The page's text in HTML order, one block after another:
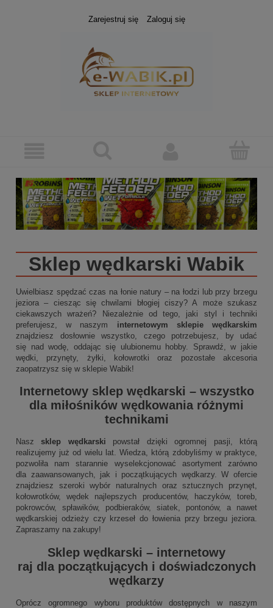
Zarejestruj się Zaloguj się
Sklep wędkarski Wabik
Uwielbiasz spędzać czas na łonie natury – na łodzi lub przy brzegu
jeziora – ciesząc się chwilami błogiej ciszy? A może szukasz
ciekawszych wrażeń? Niezależnie od tego, jaki styl i techniki
preferujesz, w naszym internetowym sklepie wędkarskim
znajdziesz dosłownie wszystko, czego potrzebujesz, by udać
się nad wodę, oddając się ulubionemu hobby. Sprawdź, w jakie
wędki, przynęty, żyłki, kołowrotki oraz pozostałe akcesoria
zaopatrzysz się w sklepie Wabik!
Internetowy sklep wędkarski – wszystko
dla miłośników wędkowania różnymi
technikami
Naszsklep wędkarski powstał dzięki ogromnej pasji, którą
realizujemy już od wielu lat. Wiedza, którą zdobyliśmy w praktyce,
pozwoliła nam starannie wyselekcjonować asortyment zarówno
dla zaawansowanych, jak i początkujących wędkarzy. W ofercie
znajdziesz szeroki wybór naturalnych oraz sztucznych przynęt,
kołowrotków, wędek najlepszych producentów, haczyków, toreb,
pokrowców, spławików, podbieraków, siatek, pontonów, a nawet
wędkarskiej odzieży czy krzeseł do łowienia przy brzegu jeziora.
Zapraszamy na zakupy!
Sklep wędkarski – internetowy
raj dla początkujących i doświadczonych
wędkarzy
Oprócz ogromnego wyboru produktów dostępnych w naszym